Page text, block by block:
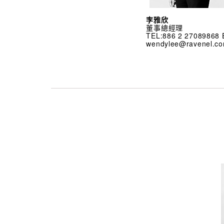
李雅欣
董事總經理
TEL:886 2 27089868